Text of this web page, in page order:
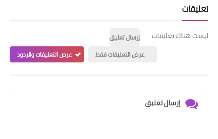
تعليقات
ليست هناك تعليقات
إرسال تعليق
عرض التعليقات فقط
عرض التعليقات والردود
إرسال تعليق